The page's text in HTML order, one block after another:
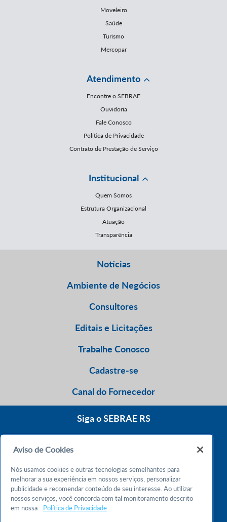
Moveleiro
Saúde
Turismo
Mercopar
Atendimento
Encontre o SEBRAE
Ouvidoria
Fale Conosco
Política de Privacidade
Contrato de Prestação de Serviço
Institucional
Quem Somos
Estrutura Organizacional
Atuação
Transparência
Notícias
Ambiente de Negócios
Consultores
Editais e Licitações
Trabalhe Conosco
Cadastre-se
Canal do Fornecedor
Siga o SEBRAE RS
Atendimento 24h
Chame no WhatsApp
Aviso de Cookies
Nós usamos cookies e outras tecnologias semelhantes para
melhorar a sua experiência em nossos serviços, personalizar
publicidade e recomendar conteúdo de seu interesse. Ao utilizar
nossos serviços, você concorda com tal monitoramento descrito
em nossa
Política de Privacidade